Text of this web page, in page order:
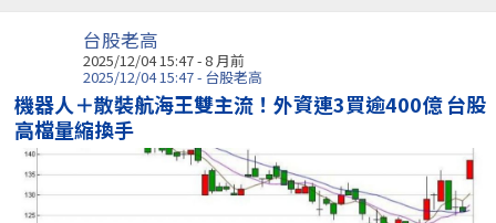
台股老高
2025/12/04 15:47 - 8 月前
2025/12/04 15:47 - 台股老高
機器人＋散裝航海王雙主流！外資連3買逾400億 台股
高檔量縮換手